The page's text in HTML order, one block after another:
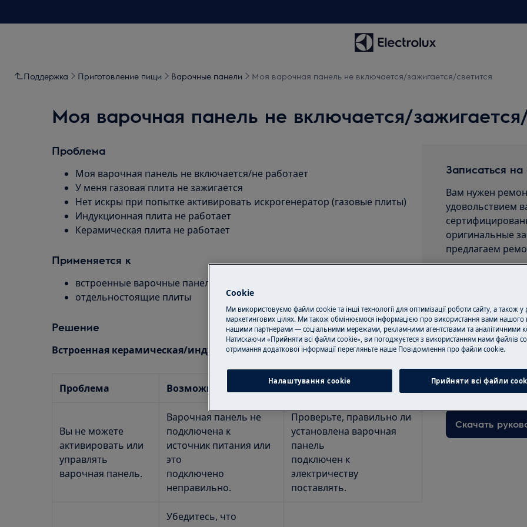
Поддержка Приготовление пищи Варочные панели Моя варочная панель не включается/зажигается/светится
Моя варочная панель не включается/
Проблема
Моя варочная панель не включается/не работает
У меня газовая плита не зажигается
Нет искры при попытке активировать искрогенератор (газовые плиты)
Индукционная плита не работает
Керамическая плита не работает
Применяется к
встроенные варочные панели
отдельностоящие плиты
Решение
Встроенная керамическая/индукционная плита
Проблема Возможная причина Средство
Вы не можете
активировать или
управлять
варочная панель.
Варочная панель не
подключена к
источник питания или
это
подключено
неправильно.
Проверьте, правильно ли
установлена варочная
панель
подключен к
электричеству
поставлять.
Убедитесь, что
Записаться на
Вам нужен
удовольствием
оригинальные
предлагаем
Скачать
Здесь вы
эксплуатации
Скачать
Cookie
Ми використовуємо файли cookie та інші технології для оптимізації роботи сайту, а також у
маркетингових цілях. Ми також обмінюємося інформацією про використання вами нашого
нашими партнерами — соціальними мережами, рекламними агентствами та аналітичними
Натискаючи «Прийняти всі файли cookie», ви погоджуєтеся з використанням нами файлів
отримання додаткової інформації перегляньте наше Пoвідомлення прo файли cookie.
Налаштування cookie Прийняти всі файли